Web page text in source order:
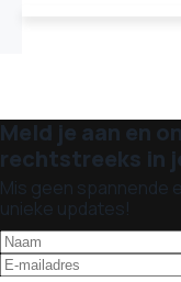
Meld je aan en
rechtstreeks in
Mis geen spannende
unieke updates!